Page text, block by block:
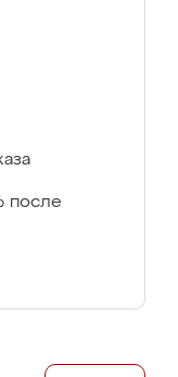
после